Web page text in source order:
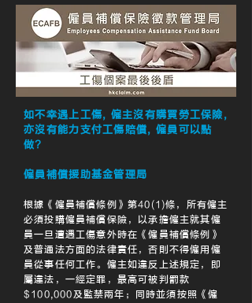
如不幸遇上工傷, 僱主沒有購買勞工保險,
亦沒有能力支付工傷賠償, 僱員可以點
做?
僱員補償援助基金管理局
根據《僱員補償條例》第40(1)條，所有僱主
必須投購僱員補償保險，以承擔僱主就其僱
員一旦遭遇工傷意外時在《僱員補償條例》
及普通法方面的法律責任，否則不得僱用僱
員從事任何工作。僱主如違反上述規定，即
屬違法，一經定罪，最高可被判罰款
$100,000及監禁兩年；同時並須按照《僱